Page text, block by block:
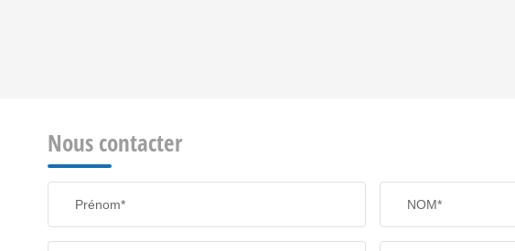
TAXE FONCIÈRE
SUPERFICIE :
Nous contacter
Prénom* NOM*